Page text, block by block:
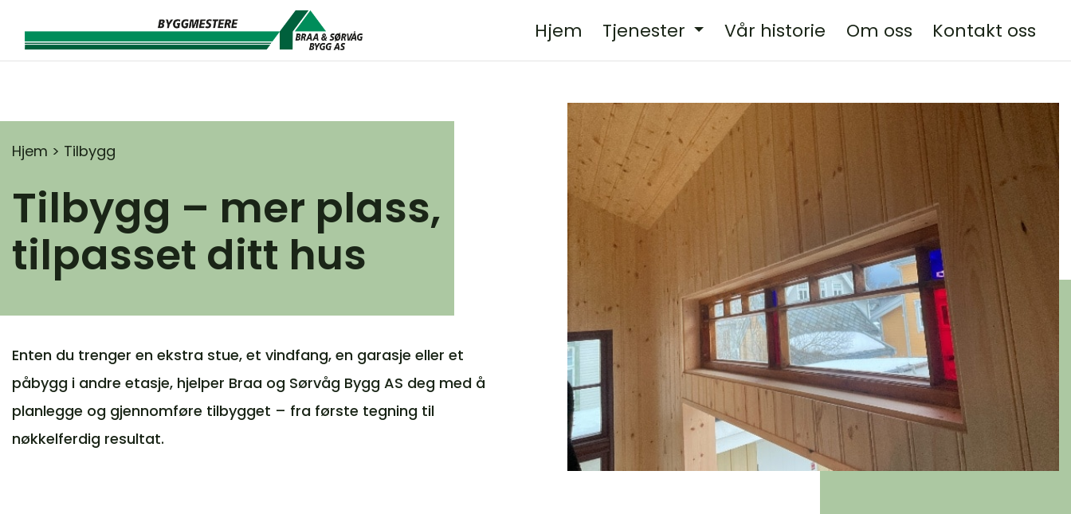
Main Navigation Hjem Tjenester Vår historie Om oss Kontakt oss
Hjem > Tilbygg
Tilbygg – mer plass,
tilpasset ditt hus
Enten du trenger en ekstra stue, et vindfang, en garasje eller et
påbygg i andre etasje, hjelper Braa og Sørvåg Bygg AS deg med å
planlegge og gjennomføre tilbygget – fra første tegning til
nøkkelferdig resultat.